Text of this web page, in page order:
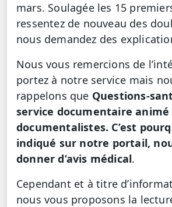
mars. Soulagée les 15
ressentez de nouveau des
nous demandez des
Nous vous remercions de
portez à notre service mais
rappelons que Questions-
service documentaire animé
documentalistes. C’est
indiqué sur notre portail,
donner d’avis médical.
Cependant et à titre
nous vous proposons la